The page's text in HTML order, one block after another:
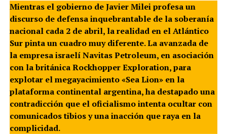
Mientras el gobierno de Javier Milei profesa un
discurso de defensa inquebrantable de la soberanía
nacional cada 2 de abril, la realidad en el Atlántico
Sur pinta un cuadro muy diferente. La avanzada de
la empresa israelí Navitas Petroleum, en asociación
con la británica Rockhopper Exploration, para
explotar el megayacimiento «Sea Lion» en la
plataforma continental argentina, ha destapado una
contradicción que el oficialismo intenta ocultar con
comunicados tibios y una inacción que raya en la
complicidad.